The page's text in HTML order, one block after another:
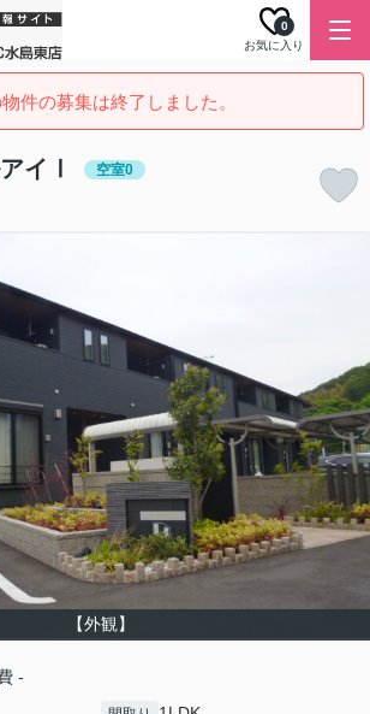
お気に入り
0
件の募集は終了しました。
イⅠ 空室0
【外観】
-